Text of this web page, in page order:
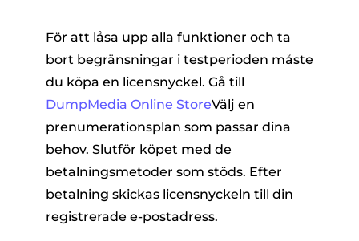
För att låsa upp alla funktioner och ta
bort begränsningar i testperioden måste
du köpa en licensnyckel. Gå till
DumpMedia Online StoreVälj en
prenumerationsplan som passar dina
behov. Slutför köpet med de
betalningsmetoder som stöds. Efter
betalning skickas licensnyckeln till din
registrerade e-postadress.